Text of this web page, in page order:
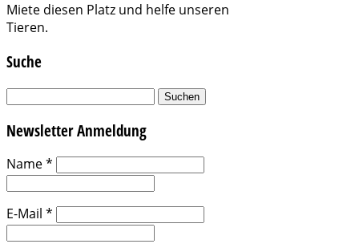
Miete diesen Platz und helfe unseren
Tieren.
Suche
Suchen
Newsletter Anmeldung
Name*
E-Mail *